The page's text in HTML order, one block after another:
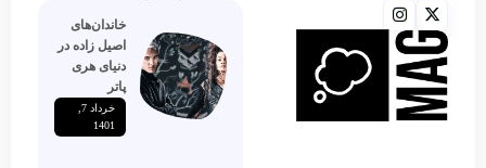
خاندان‌های
اصیل زاده‌ در
دنیای هری
پاتر
1401